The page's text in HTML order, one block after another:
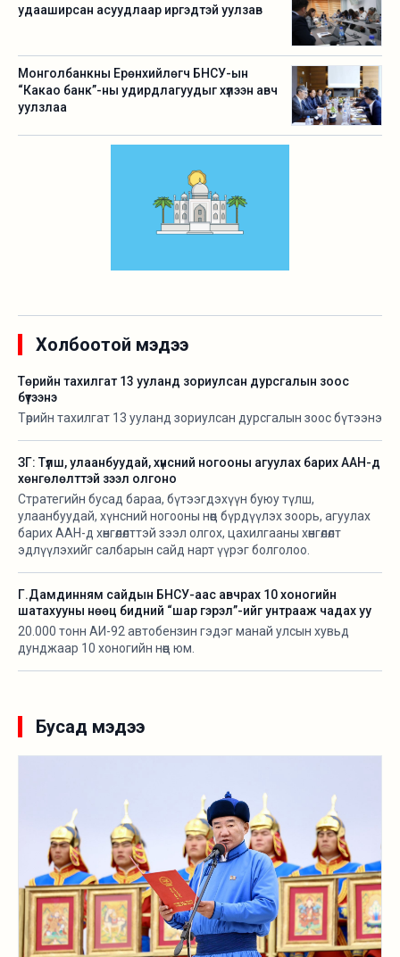
удааширсан асуудлаар иргэдтэй уулзав
Монголбанкны Ерөнхийлөгч БНСУ-ын
“Какао банк”-ны удирдлагуудыг хүлээн авч
уулзлаа
Холбоотой мэдээ
Төрийн тахилгат 13 ууланд зориулсан дурсгалын зоос
бүтээнэ
Төрийн тахилгат 13 ууланд зориулсан дурсгалын зоос бүтээнэ
ЗГ: Түлш, улаанбуудай, хүнсний ногооны агуулах барих ААН-д
хөнгөлөлттэй зээл олгоно
Стратегийн бусад бараа, бүтээгдэхүүн буюу түлш,
улаанбуудай, хүнсний ногооны нөөц бүрдүүлэх зоорь, агуулах
барих ААН-д хөнгөлөлттэй зээл олгох, цахилгааны хөнгөлөлт
эдлүүлэхийг салбарын сайд нарт үүрэг болголоо.
Г.Дамдинням сайдын БНСУ-аас авчрах 10 хоногийн
шатахууны нөөц бидний “шар гэрэл”-ийг унтрааж чадах уу
20.000 тонн АИ-92 автобензин гэдэг манай улсын хувьд
дунджаар 10 хоногийн нөөц юм.
Бусад мэдээ